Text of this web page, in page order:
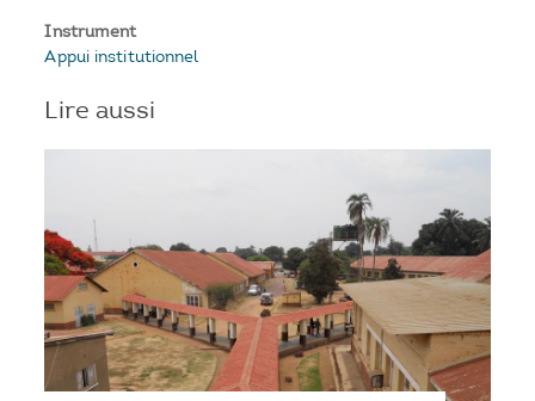
Instrument
Appui institutionnel
Lire aussi